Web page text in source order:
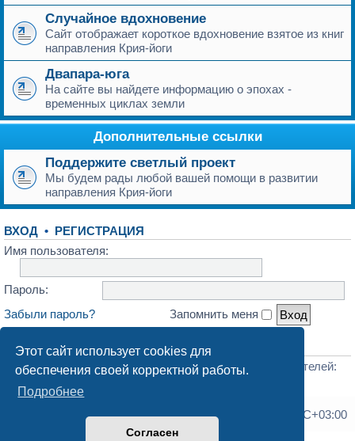
Этот сайт использует cookies для
обеспечения своей корректной работы.
Подробнее
Согласен
Случайное вдохновение
Сайт отображает короткое вдохновение взятое из книг
направления Крия-йоги
Двапара-юга
На сайте вы найдете информацию о эпохах -
временных циклах земли
Дополнительные ссылки
Поддержите светлый проект
Мы будем рады любой вашей помощи в развитии
направления Крия-йоги
ВХОД • РЕГИСТРАЦИЯ
Имя пользователя:
Пароль:
Забыли пароль?
Запомнить меня
СТАТИСТИКА
Всего сообщений:173• Всего тем:71• Всего пользователей:
Список форумов Часовой пояс: UTC+03:00